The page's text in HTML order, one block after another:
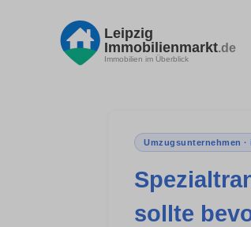
Leipzig
Immobilienmarkt.de
Immobilien im Überblick
Umzugsunternehmen
sollte